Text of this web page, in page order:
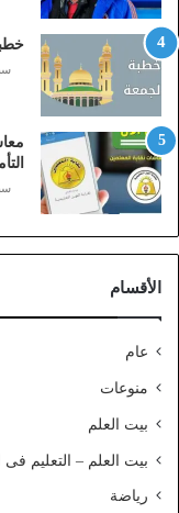
ا
ي
ل
ي
ز
ي
ن
)
ا
ل
ف
ا
ا
ط
الأقسام
عام
منوعات
بيت العلم
بيت العلم – التعليم فى
رياضة